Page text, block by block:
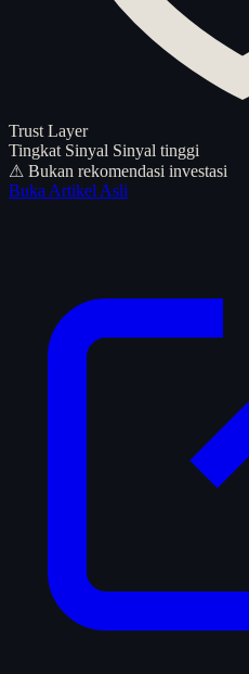
Trust Layer
Tingkat Sinyal Sinyal tinggi
⚠ Bukan rekomendasi investasi
Buka Artikel Asli